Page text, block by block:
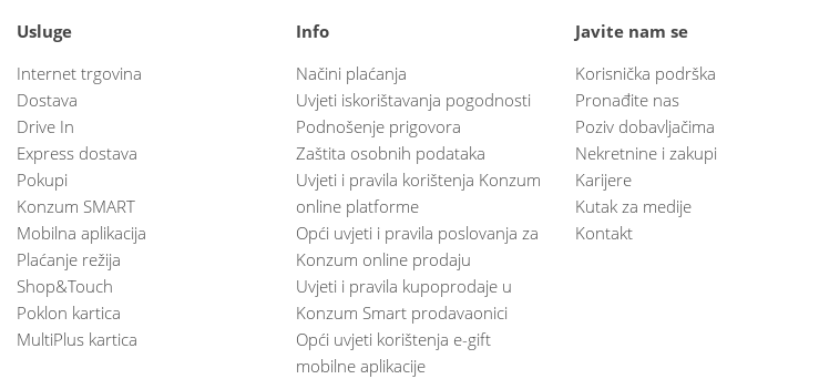
Usluge
Internet trgovina
Dostava
Drive In
Express dostava
Pokupi
Konzum SMART
Mobilna aplikacija
Plaćanje režija
Shop&Touch
Poklon kartica
MultiPlus kartica
Info
Načini plaćanja
Uvjeti iskorištavanja pogodnosti
Podnošenje prigovora
Zaštita osobnih podataka
Uvjeti i pravila korištenja Konzum
online platforme
Opći uvjeti i pravila poslovanja za
Konzum online prodaju
Uvjeti i pravila kupoprodaje u
Konzum Smart prodavaonici
Opći uvjeti korištenja e-gift
mobilne aplikacije
Javite nam se
Korisnička podrška
Pronađite nas
Poziv dobavljačima
Nekretnine i zakupi
Karijere
Kutak za medije
Kontakt